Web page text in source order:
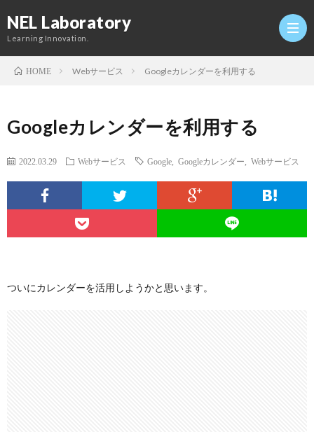
NEL Laboratory
Learning Innovation.
究
HOME Webサービス Googleカレンダーを利用する
Googleカレンダーを利用する
2022.03.29 Webサービス Google Googleカレンダー Webサービス
ついにカレンダーを活用しようかと思います。